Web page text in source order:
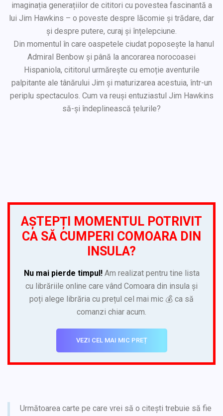
imaginația generațiilor de cititori cu povestea fascinantă a
lui Jim Hawkins – o poveste despre lăcomie și trădare, dar
și despre putere, curaj și înțelepciune.
Din momentul în care oaspetele ciudat poposește la hanul
Admiral Benbow și până la ancorarea norocoasei
Hispaniola, cititorul urmărește cu emoție aventurile
palpitante ale tânărului Jim și maturizarea acestuia, într-un
periplu spectaculos. Cum va reuși entuziastul Jim Hawkins
să-și îndeplinească țelurile?
AȘTEPȚI MOMENTUL POTRIVIT
CA SĂ CUMPERI COMOARA DIN
INSULA?
Nu mai pierde timpul!Am realizat pentru tine lista
cu librăriile online care vând Comoara din insula și
poți alege librăria cu prețul cel mai mic 💰 ca să
comanzi chiar acum.
VEZI CEL MAI MIC PREȚ
Următoarea carte pe care vrei să o citești trebuie să fie